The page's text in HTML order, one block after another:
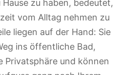
Hause zu haben, bedeutet,
vom Alltag nehmen zu
liegen auf der Hand: Sie
ins öffentliche Bad,
Privatsphäre und können